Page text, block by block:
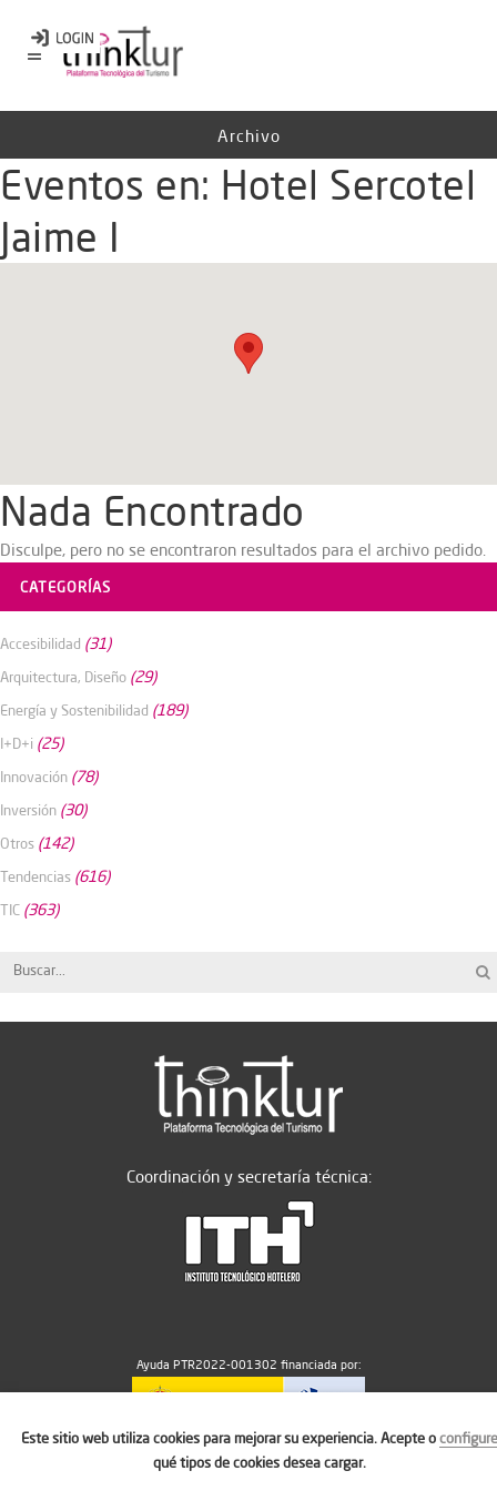
Archivo
Eventos en: Hotel Sercotel
Jaime I
Nada Encontrado
Disculpe, pero no se encontraron resultados para el archivo pedido.
CATEGORÍAS
Accesibilidad (31)
Arquitectura, Diseño (29)
Energía y Sostenibilidad (189)
I+D+i (25)
Innovación (78)
Inversión (30)
Otros (142)
Tendencias (616)
TIC (363)
Coordinación y secretaría técnica:
Ayuda PTR2022-001302 financiada por:
MICIU/AEI/10.13039/501100011033
Este sitio web utiliza cookies para mejorar su experiencia. Acepte oconfigure
qué tipos de cookies desea cargar.